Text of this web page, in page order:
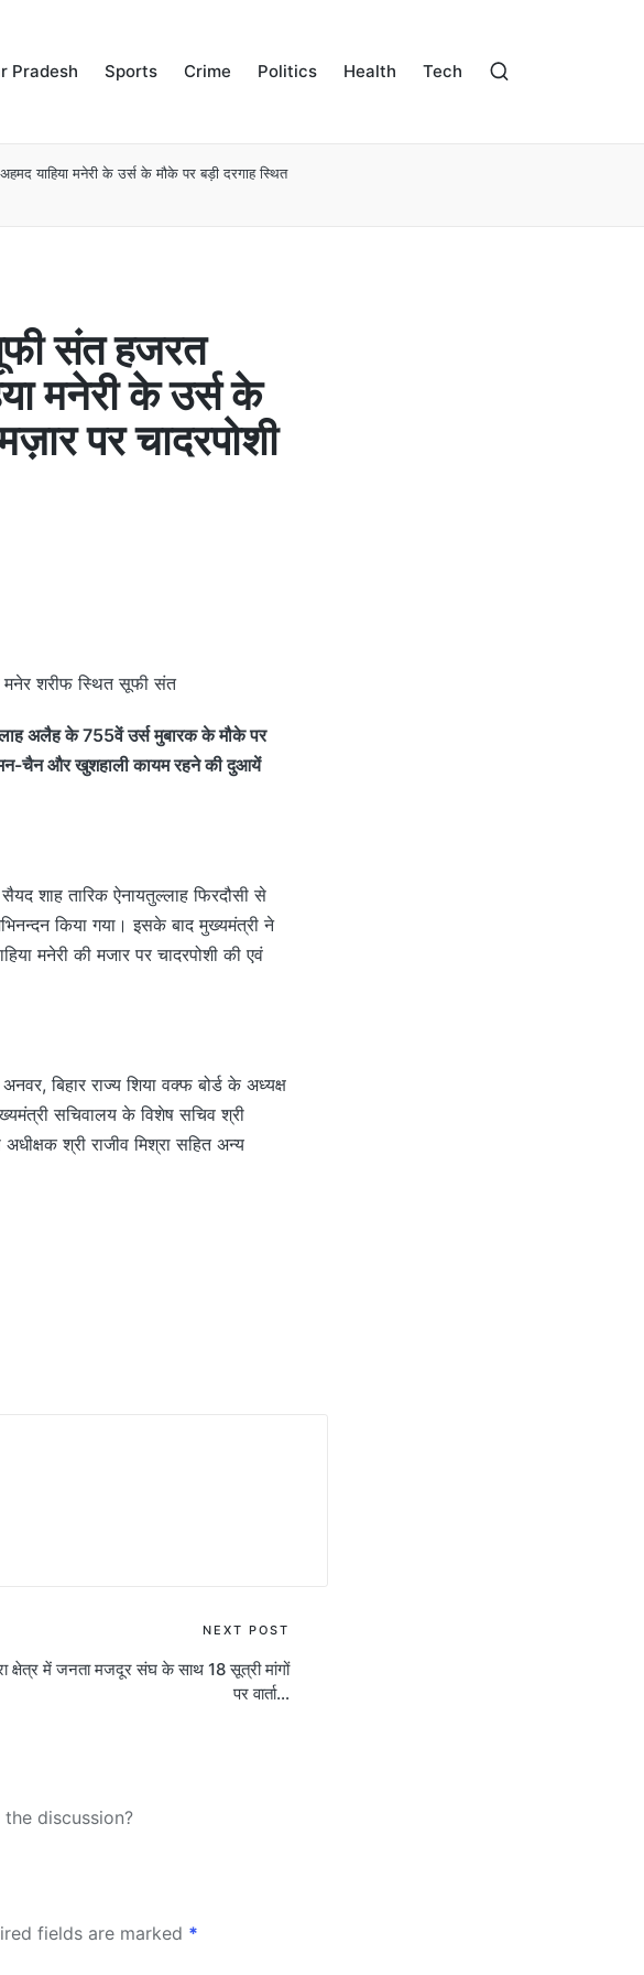
Pradesh Sports Crime Politics Health Tech
याहिया मनेरी के उर्स के मौके पर बड़ी दरगाह स्थित
संत हजरत
मनेरी के उर्स के
पर चादरपोशी
शरीफ स्थित सूफी संत
अलैह के 755वें उर्स मुबारक के मौके पर
अमन-चैन और खुशहाली कायम रहने की दुआयें
शाह तारिक ऐनायतुल्लाह फिरदौसी से
किया गया। इसके बाद मुख्यमंत्री ने
मनेरी की मजार पर चादरपोशी की एवं
बिहार राज्य शिया वक्फ बोर्ड के अध्यक्ष
सचिवालय के विशेष सचिव श्री
श्री राजीव मिश्रा सहित अन्य
NEXT POST
क्षेत्र में जनता मजदूर संघ के साथ 18 सूत्री मांगों
पर वार्ता…
discussion?
fields are marked *